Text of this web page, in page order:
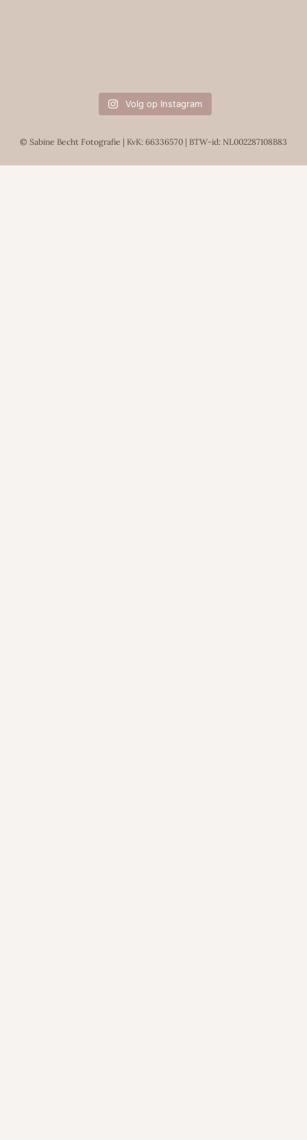
Volg op Instagram
© Sabine Becht Fotografie | KvK: 66336570 | BTW-id: NL002287108B83